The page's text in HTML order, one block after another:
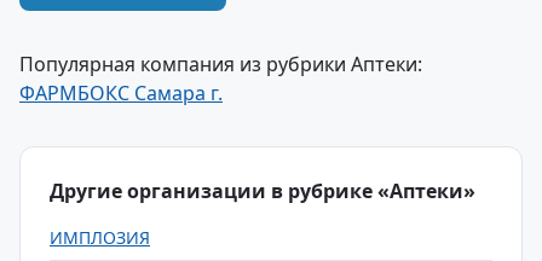
Популярная компания из рубрики Аптеки:
ФАРМБОКС Самара г.
Другие организации в рубрике «Аптеки»
ИМПЛОЗИЯ